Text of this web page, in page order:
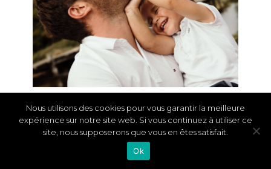
Nous utilisons des cookies pour vous garantir la meilleure
expérience sur notre site web. Si vous continuez à utiliser ce
site, nous supposerons que vous en êtes satisfait.
Ok